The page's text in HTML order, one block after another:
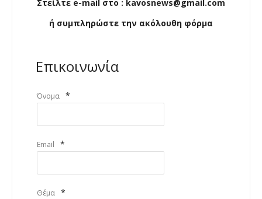
Στείλτε e-mail στο : kavosnews@gmail.com
ή συμπληρώστε την ακόλουθη φόρμα
Επικοινωνία
Όνομα *
Email *
Θέμα *